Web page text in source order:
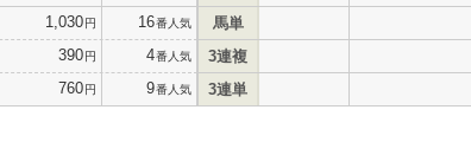
1,030円 16番人気
390円 4番人気
760円 9番人気
馬単
3連複
3連単